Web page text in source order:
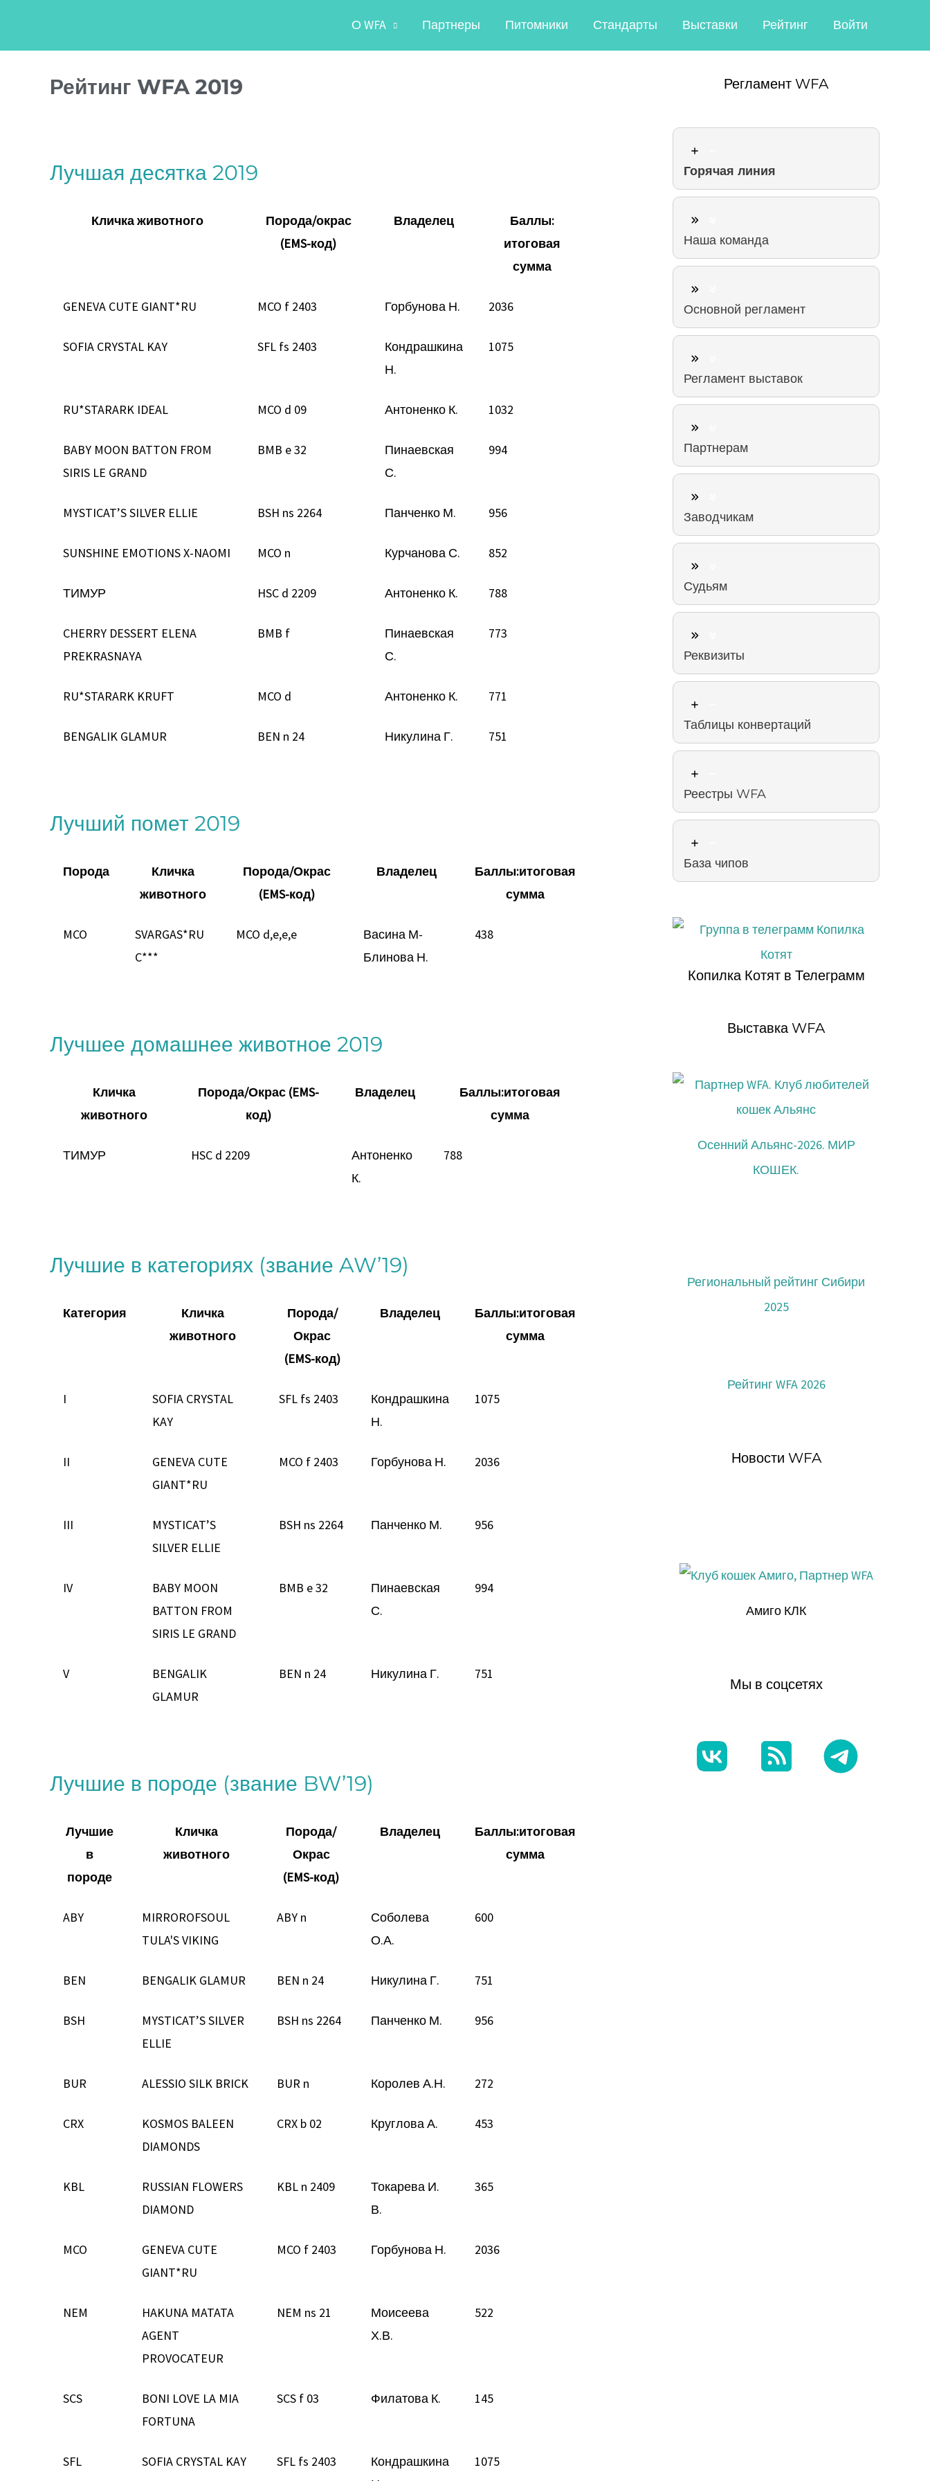
О WFA Партнеры Питомники Стандарты Выставки Рейтинг Войти
Рейтинг WFA 2019
Лучшая десятка 2019
Кличка животного
Порода/окрас
(EMS-код)
Владелец
Баллы:
итоговая
сумма
GENEVA CUTE GIANT*RU MCO f 2403 Горбунова Н. 2036
SOFIA CRYSTAL KAY SFL fs 2403
Кондрашкина
Н.
1075
RU*STARARK IDEAL MCO d 09 Антоненко К. 1032
BABY MOON BATTON FROM
SIRIS LE GRAND
BMB e 32
Пинаевская
С.
994
MYSTICAT’S SILVER ELLIE BSH ns 2264 Панченко М. 956
SUNSHINE EMOTIONS X-NAOMI MCO n Курчанова С. 852
ТИМУР HSC d 2209 Антоненко К. 788
CHERRY DESSERT ELENA
PREKRASNAYA
BMB f
Пинаевская
С.
773
RU*STARARK KRUFT MCO d Антоненко К. 771
BENGALIK GLAMUR BEN n 24 Никулина Г. 751
Лучший помет 2019
Порода
Кличка
животного
Порода/Окрас
(EMS-код)
Владелец
Баллы:итоговая
сумма
MCO
SVARGAS*RU
C***
MCO d,e,e,e
Васина М-
Блинова Н.
438
Лучшее домашнее животное 2019
Кличка
животного
Порода/Окрас (EMS-
код)
Владелец
Баллы:итоговая
сумма
ТИМУР HSC d 2209
Антоненко
К.
788
Лучшие в категориях (звание AW’19)
Категория
Кличка
животного
Порода/
Окрас
(EMS-код)
Владелец
Баллы:итоговая
сумма
I
SOFIA CRYSTAL
KAY
SFL fs 2403
Кондрашкина
Н.
1075
II
GENEVA CUTE
GIANT*RU
MCO f 2403 Горбунова Н. 2036
III
MYSTICAT’S
SILVER ELLIE
BSH ns 2264 Панченко М. 956
IV
BABY MOON
BATTON FROM
SIRIS LE GRAND
BMB e 32
Пинаевская
С.
994
V
BENGALIK
GLAMUR
BEN n 24 Никулина Г. 751
Лучшие в породе (звание BW’19)
Лучшие
в
породе
Кличка
животного
Порода/
Окрас
(EMS-код)
Владелец
Баллы:итоговая
сумма
ABY
MIRROROFSOUL
TULA'S VIKING
ABY n
Соболева
О.А.
600
BEN BENGALIK GLAMUR BEN n 24 Никулина Г. 751
BSH
MYSTICAT’S SILVER
ELLIE
BSH ns 2264 Панченко М. 956
BUR ALESSIO SILK BRICK BUR n Королев А.Н. 272
CRX
KOSMOS BALEEN
DIAMONDS
CRX b 02 Круглова А. 453
KBL
RUSSIAN FLOWERS
DIAMOND
KBL n 2409
Токарева И.
В.
365
MCO
GENEVA CUTE
GIANT*RU
MCO f 2403 Горбунова Н. 2036
NEM
HAKUNA MATATA
AGENT
PROVOCATEUR
NEM ns 21
Моисеева
Х.В.
522
SCS
BONI LOVE LA MIA
FORTUNA
SCS f 03 Филатова К. 145
SFL SOFIA CRYSTAL KAY SFL fs 2403
Кондрашкина
1075
по
Регламент WFA
Горячая линия
Наша команда
Основной регламент
Регламент выставок
Партнерам
Заводчикам
Судьям
Реквизиты
Таблицы конвертаций
Реестры WFA
База чипов
Копилка Котят в Телеграмм
Выставка WFA
Осенний Альянс-2026. МИР
КОШЕК.
Региональный рейтинг Сибири
2025
Рейтинг WFA 2026
Новости WFA
Амиго КЛК
Мы в соцсетях